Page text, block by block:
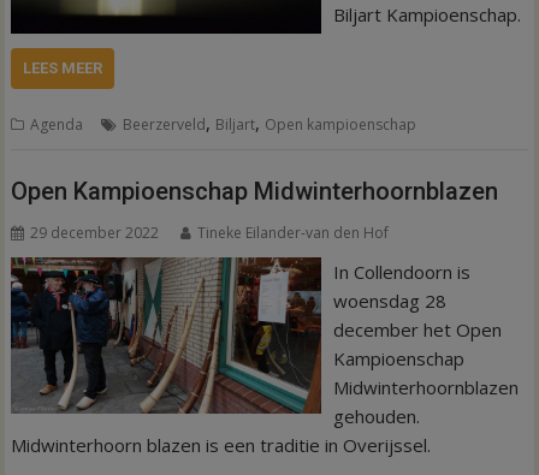
Biljart Kampioenschap.
LEES MEER
Agenda Beerzerveld, Biljart, Open kampioenschap
Open Kampioenschap Midwinterhoornblazen
29 december 2022 Tineke Eilander-van den Hof
In Collendoorn is
woensdag 28
december het Open
Kampioenschap
Midwinterhoornblazen
gehouden.
Midwinterhoorn blazen is een traditie in Overijssel.